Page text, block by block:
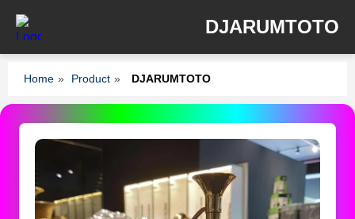
DJARUMTOTO
Home » Product » DJARUMTOTO